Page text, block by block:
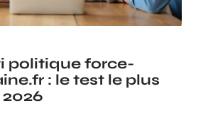
politique force-
: le test le plus